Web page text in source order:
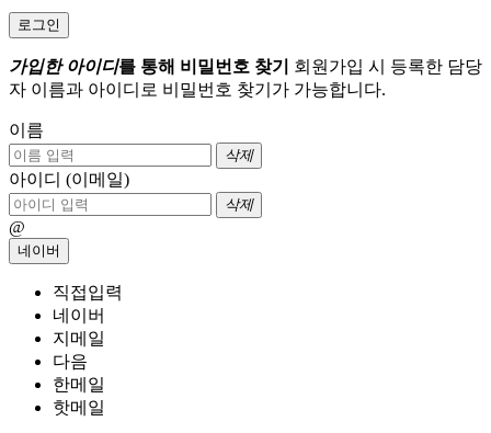
로그인
가입한 아이디를 통해 비밀번호 찾기
회원가입 시 등록한 담당
자 이름과 아이디로 비밀번호 찾기가 가능합니다.
이름
삭제
아이디 (이메일)
삭제
@
네이버
직접입력
네이버
지메일
다음
한메일
핫메일